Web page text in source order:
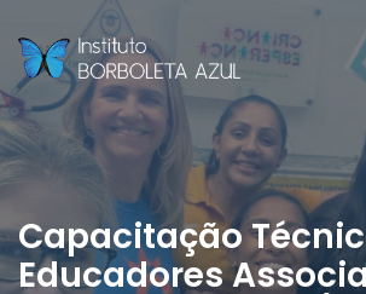
Capacitação
Educadores